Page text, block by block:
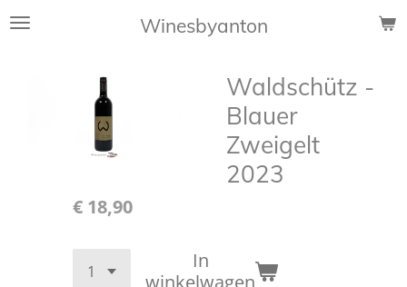
Ga
hoofdinhoud
Winesbyanton
Waldschütz -
Blauer
Zweigelt
2023
€ 18,90
In
winkelwagen